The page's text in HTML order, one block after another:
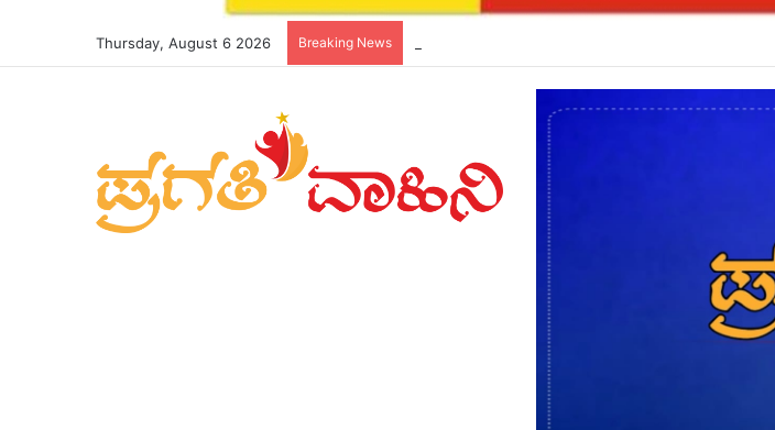
Thursday, August 6 2026 Breaking News